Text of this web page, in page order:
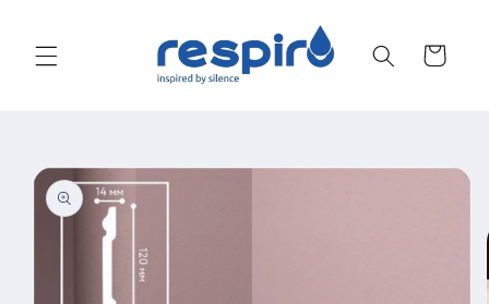
Cart
informațiile
despre
produs